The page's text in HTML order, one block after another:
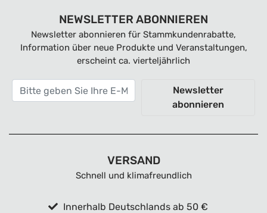
NEWSLETTER ABONNIEREN
Newsletter abonnieren für Stammkundenrabatte,
Information über neue Produkte und Veranstaltungen,
erscheint ca. vierteljährlich
Newsletter
abonnieren
VERSAND
Schnell und klimafreundlich
Innerhalb Deutschlands ab 50 €